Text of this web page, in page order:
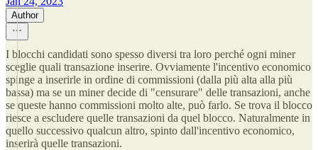
Author
I blocchi candidati sono spesso diversi tra loro perché ogni miner
sceglie quali transazione inserire. Ovviamente l'incentivo economico
spinge a inserirle in ordine di commissioni (dalla più alta alla più
bassa) ma se un miner decide di "censurare" delle transazioni, anche
se queste hanno commissioni molto alte, può farlo. Se trova il blocco
riesce a escludere quelle transazioni da quel blocco. Naturalmente in
quello successivo qualcun altro, spinto dall'incentivo economico,
inserirà quelle transazioni.